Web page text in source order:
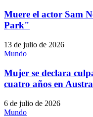
Muere el actor Sam
Park"
13 de julio de 2026
Mundo
Mujer se declara
cuatro años en
6 de julio de 2026
Mundo